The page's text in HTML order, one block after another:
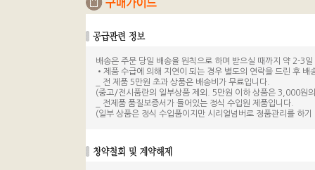
배송은 주문 당일 배송을 원칙으로 하며 받으실 때까지 약 2-3
•제품 수급에 의해 지연이 되는 경우 별도의 연락을 드린 후 배
_ 전 제품 5만원 초과 상품은 배송비가 무료입니다.
(중고/전시품란의 일부상품 제외. 5만원 이하 상품은 3,000원
_ 전제품 품질보증서가 들어있는 정식 수입원 제품입니다.
(일부 상품은 정식 수입품이지만 시리얼넘버로 정품관리를 하